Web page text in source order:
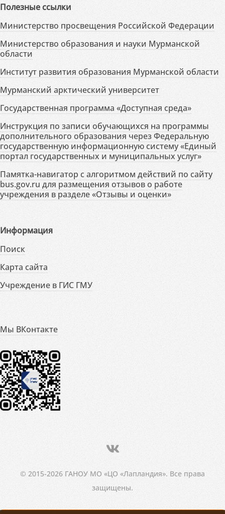
Полезные ссылки
Министерство просвещения Российской Федерации
Министерство образования и науки Мурманской
области
Институт развития образования Мурманской области
Мурманский арктический университет
Государственная программа «Доступная среда»
Инструкция по записи обучающихся на программы
дополнительного образования через Федеральную
государственную информационную систему «Единый
портал государственных и муниципальных услуг»
Памятка-навигатор с алгоритмом действий по сайту
bus.gov.ru для размещения отзывов о работе
учреждения в разделе «Отзывы и оценки»
Информация
Поиск
Карта сайта
Учреждение в ГИС ГМУ
Мы ВКонтакте
© 2015-2026 ГАНОУ МО «ЦО «Лапландия». Все права
защищены.